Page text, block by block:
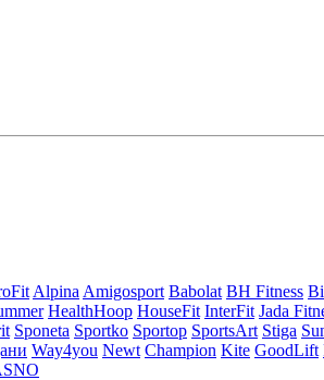
Alpina Amigosport Babolat BH Fitness
HealthHoop HouseFit InterFit Jada
Sponeta Sportko Sportop SportsArt Stiga
Way4you Newt Champion Kite GoodLift